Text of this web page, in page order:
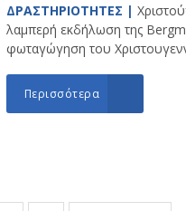
ΔΡΑΣΤΗΡΙΟΤΗΤΕΣ |
λαμπερή εκδήλωση της
φωταγώγηση του
Περισσότερα